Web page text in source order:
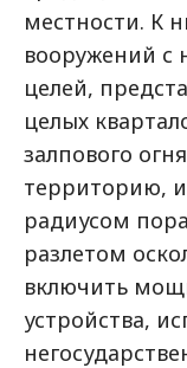
местности. К
вооружений с
целей,
целых
залпового
территорию,
радиусом
разлетом
включить
устройства,